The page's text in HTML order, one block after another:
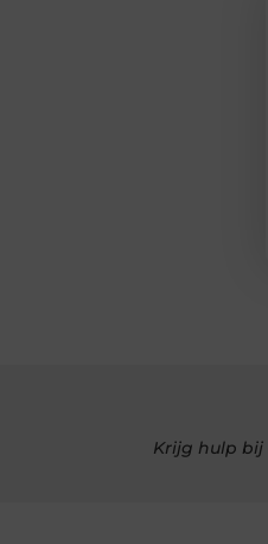
Krijg hulp bij